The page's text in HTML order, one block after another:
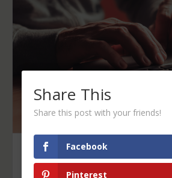
L’ENNEMI DE L’INTÉRIEUR :
Share This
Share this post with your friends!
Facebook
Pinterest